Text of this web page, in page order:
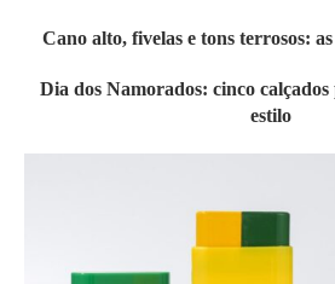
Cano alto, fivelas e tons terrosos:
Dia dos Namorados: cinco
estilo